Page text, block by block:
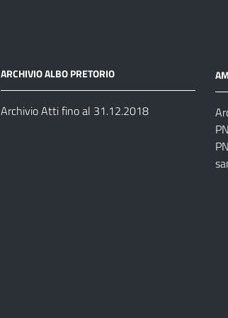
ARCHIVIO ALBO PRETORIO
Archivio Atti fino al 31.12.2018